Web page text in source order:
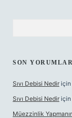
SON YORUMLAR
Sıvı Debisi Nedir için
Sıvı Debisi Nedir için
Müezzinlik